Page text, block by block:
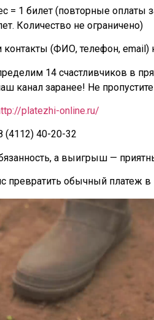
= 1 билет (повторные оплаты
Количество не ограничено)
контакты (ФИО, телефон,
14 счастливчиков в
канал заранее! Не
platezhi-online.ru/
(4112) 40-20-32
а выигрыш —
превратить обычный платеж